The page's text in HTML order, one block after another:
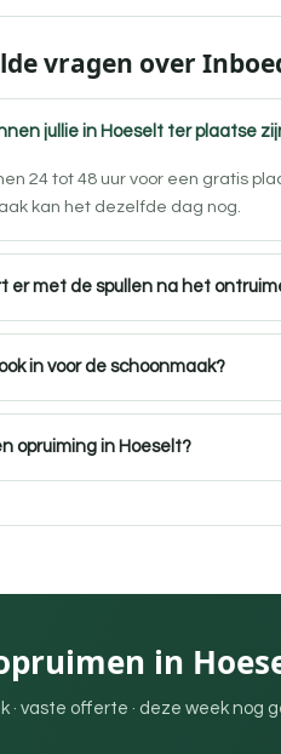
vragen over
jullie in Hoeselt ter plaatse
24 tot 48 uur voor een gratis
kan het dezelfde dag nog.
er met de spullen na het
in voor de schoonmaak?
opruiming in Hoeselt?
in
· vaste offerte · deze week nog